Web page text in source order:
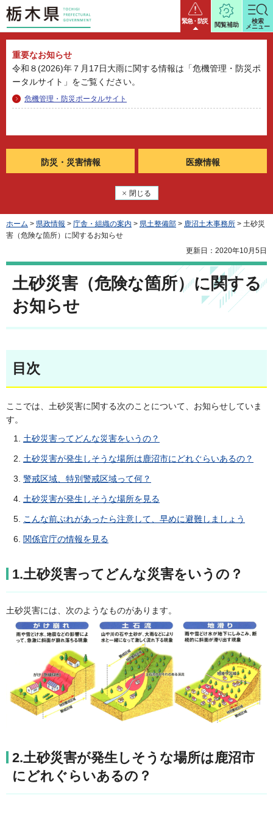
栃木県 緊急・防災
重要なお知らせ
令和８(2026)年７月17日大雨に関する情報は「危機管理・防災ポ
ータルサイト」をご覧ください。
危機管理・防災ポータルサイト
防災・ 災害情報 医療情報
閉じる
閲覧補助
検索
メニュー
ホーム > 県政情報 > 庁舎・組織の案内 > 県土整備部 > 鹿沼土木事務所 > 土砂災
害（危険な箇所）に関するお知らせ
更新日：2020年10月5日
土砂災害（危険な箇所）に関する
お知らせ
目次
ここでは、土砂災害に関する次のことについて、お知らせしていま
す。
土砂災害ってどんな災害をいうの？
土砂災害が発生しそうな場所は鹿沼市にどれぐらいあるの？
警戒区域、特別警戒区域って何？
土砂災害が発生しそうな場所を見る
こんな前ぶれがあったら注意して、早めに避難しましょう
関係官庁の情報を見る
1.土砂災害ってどんな災害をいうの？
土砂災害には、次のようなものがあります。
2.土砂災害が発生しそうな場所は鹿沼市
にどれぐらいあるの？